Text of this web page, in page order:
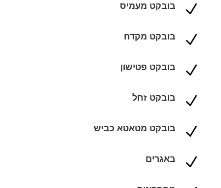
N בובקט מעמיס
N בובקט מקדח
N בובקט פטישון
N בובקט זחל
N בובקט מטאטא כביש
N באגרים